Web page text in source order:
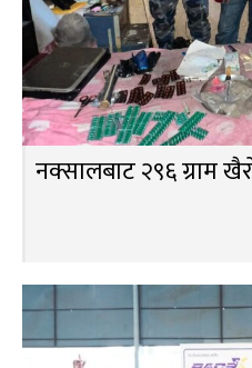
नक्सालबाट २९६ ग्राम